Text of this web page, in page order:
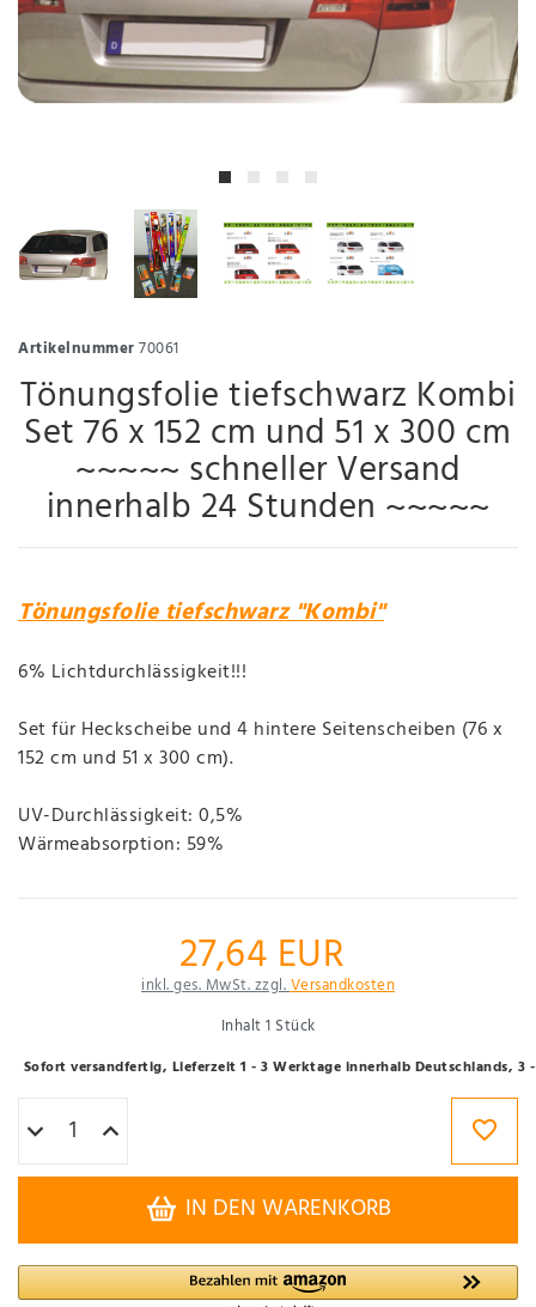
Artikelnummer70061
Tönungsfolie tiefschwarz Kombi
Set 76 x 152 cm und 51 x 300 cm
~~~~~ schneller Versand
innerhalb 24 Stunden ~~~~~
Tönungsfolie tiefschwarz "Kombi"
6% Lichtdurchlässigkeit!!!
Set für Heckscheibe und 4 hintere Seitenscheiben (76 x
152 cm und 51 x 300 cm).
UV-Durchlässigkeit: 0,5%
Wärmeabsorption: 59%
27,64 EUR
inkl. ges. MwSt. zzgl.Versandkosten
Inhalt1 Stück
Sofort versandfertig, Lieferzeit 1 - 3 Werktage innerhalb Deutschlands, 3
IN DEN WARENKORB